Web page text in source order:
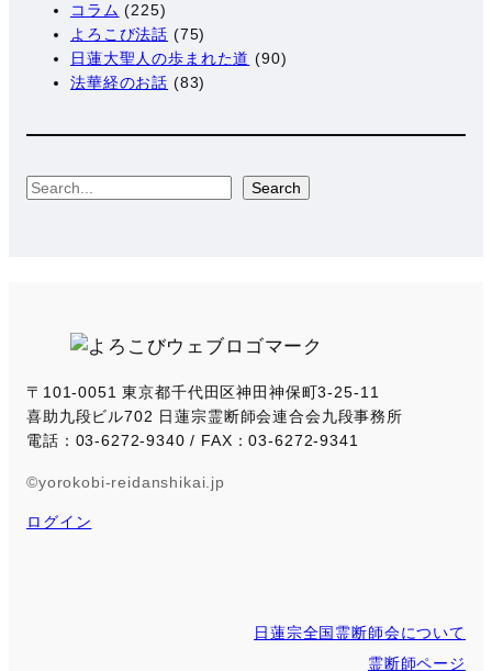
コラム (225)
よろこび法話 (75)
日蓮大聖人の歩まれた道 (90)
法華経のお話 (83)
S
Search
〒101-0051 東京都千代田区神田神保町3-25-11
喜助九段ビル702 日蓮宗霊断師会連合会九段事務所
電話：03-6272-9340 / FAX：03-6272-9341
©yorokobi-reidanshikai.jp
ログイン
日蓮宗全国霊断師会について
霊断師ページ